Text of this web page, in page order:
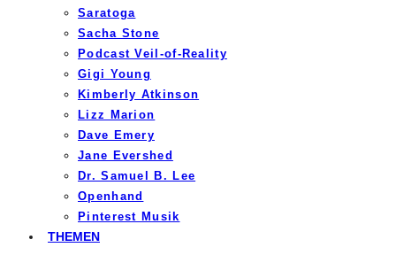
Saratoga
Sacha Stone
Podcast Veil-of-Reality
Gigi Young
Kimberly Atkinson
Lizz Marion
Dave Emery
Jane Evershed
Dr. Samuel B. Lee
Openhand
Pinterest Musik
THEMEN